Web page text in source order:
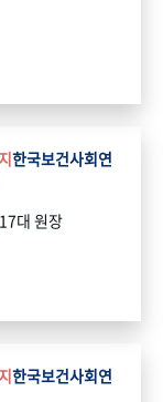
한국보건사회연
대 원장
한국보건사회연